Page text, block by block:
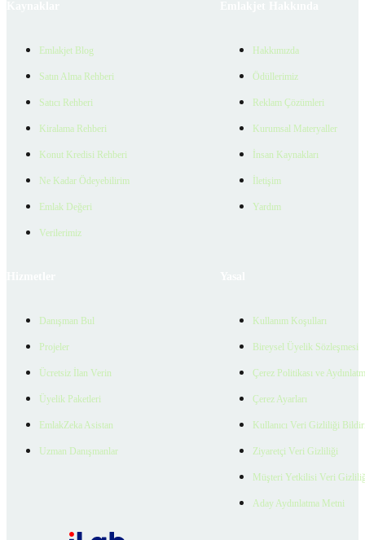
Emlakjet Blog
Satın Alma Rehberi
Satıcı Rehberi
Kiralama Rehberi
Konut Kredisi Rehberi
Ne Kadar Ödeyebilirim
Emlak Değeri
Verilerimiz
Hakkımızda
Ödüllerimiz
Reklam Çözümleri
Kurumsal Materyaller
İnsan Kaynakları
İletişim
Yardım
Danışman Bul
Projeler
Ücretsiz İlan Verin
Üyelik Paketleri
EmlakZeka Asistan
Uzman Danışmanlar
Kullanım Koşulları
Bireysel Üyelik Sözleşmesi
Çerez Politikası ve
Çerez Ayarları
Kullanıcı Veri Gizliliği
Ziyaretçi Veri Gizliliği
Müşteri Yetkilisi Veri
Aday Aydınlatma Metni